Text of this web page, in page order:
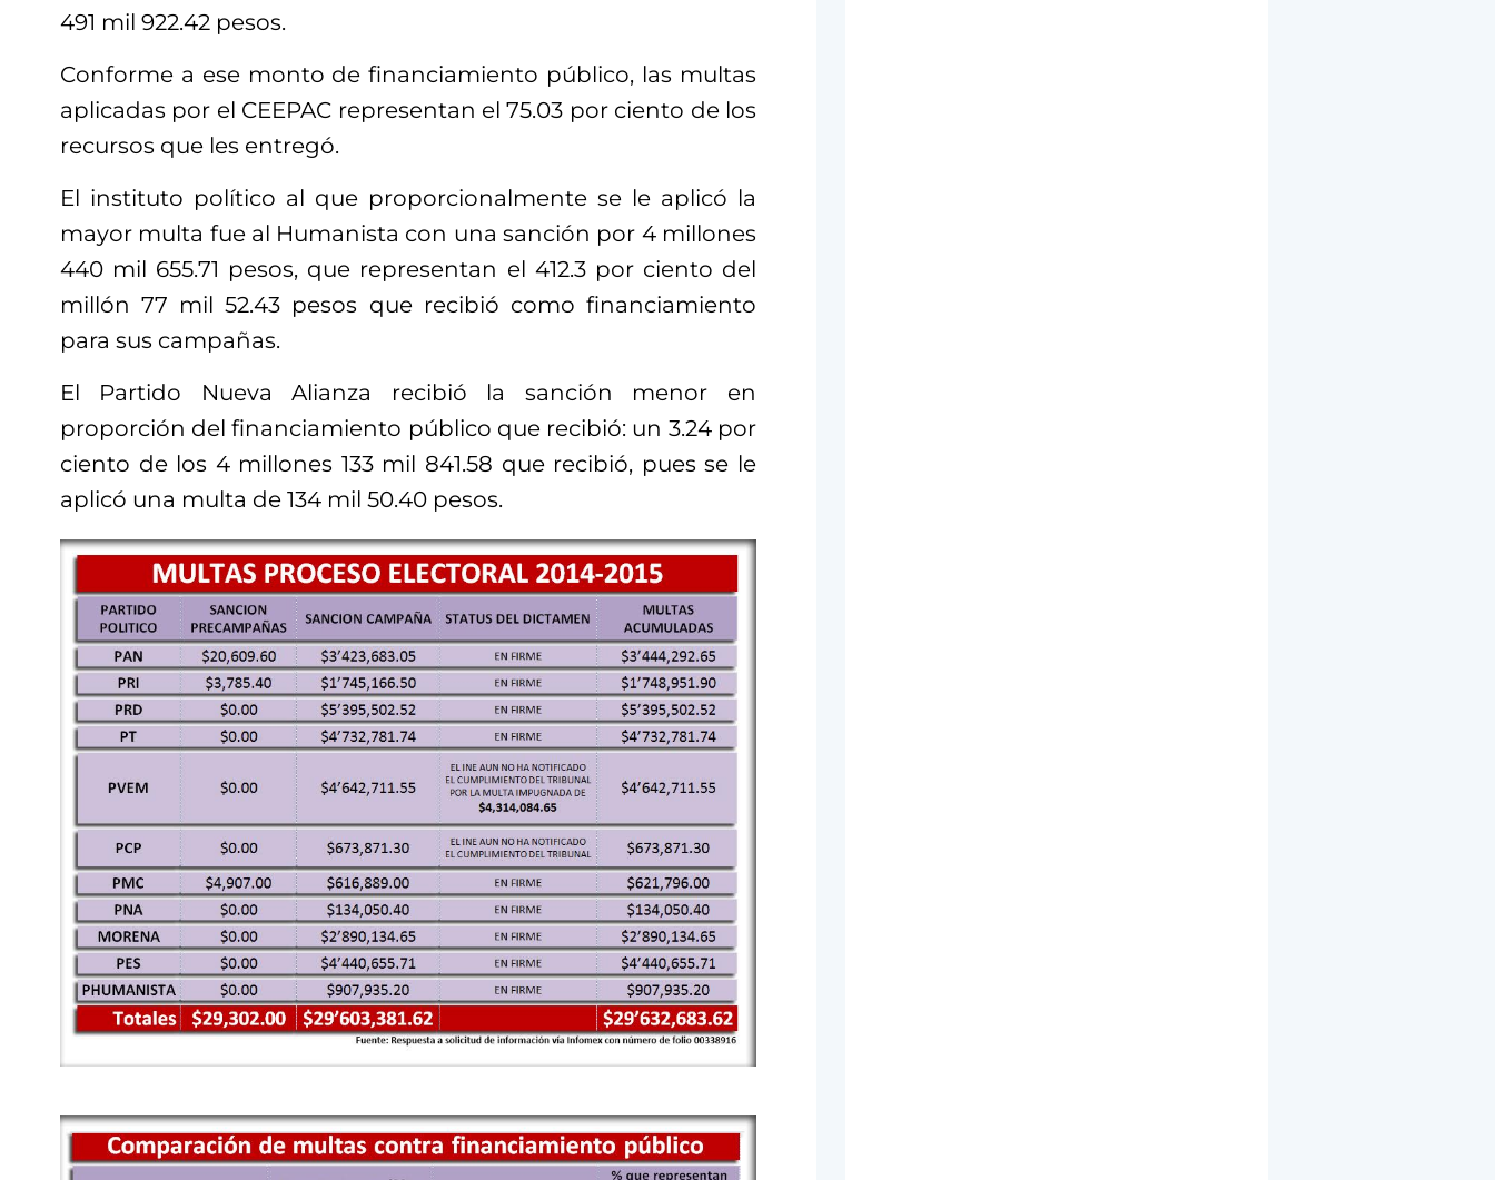
491 mil 922.42 pesos.
Conforme a ese monto de financiamiento público, las multas
aplicadas por el CEEPAC representan el 75.03 por ciento de los
recursos que les entregó.
El instituto político al que proporcionalmente se le aplicó la
mayor multa fue al Humanista con una sanción por 4 millones
440 mil 655.71 pesos, que representan el 412.3 por ciento del
millón 77 mil 52.43 pesos que recibió como financiamiento
para sus campañas.
El Partido Nueva Alianza recibió la sanción menor en
proporción del financiamiento público que recibió: un 3.24 por
ciento de los 4 millones 133 mil 841.58 que recibió, pues se le
aplicó una multa de 134 mil 50.40 pesos.